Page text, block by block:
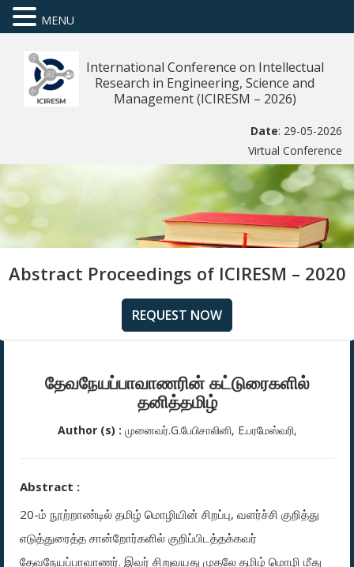
International Conference on Intellectual
Research in Engineering, Science and
Management (ICIRESM – 2026)
Date: 29-05-2026
Virtual Conference
Abstract Proceedings of ICIRESM – 2020
REQUEST NOW
தேவநேயப்பாவாணரின் கட்டுரைகளில்
தனித்தமிழ்
Author (s) : முனைவர்.G.பேபிசாலினி, E.பரமேஸ்வரி,
Abstract :
20-ம் நூற்றாண்டில் தமிழ் மொழியின் சிறப்பு, வளர்ச்சி குறித்து
எடுத்துரைத்த சான்றோர்களில் குறிப்பிடத்தக்கவர்
தேவநேயப்பாவாணர். இவர் சிறுவயது முதலே தமிழ் மொழி மீது
MENU